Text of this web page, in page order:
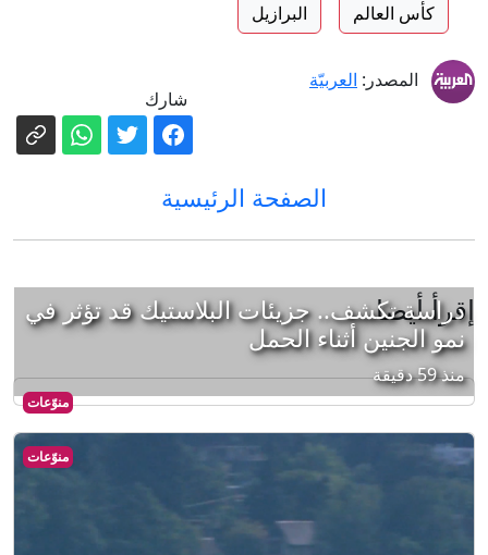
كأس العالم البرازيل
المصدر: العربيّة
شارك
الصفحة الرئيسية
إقرأ أيضا
منوّعات
دراسة تكشف.. جزيئات البلاستيك قد تؤثر في
نمو الجنين أثناء الحمل
منذ 59 دقيقة
منوّعات